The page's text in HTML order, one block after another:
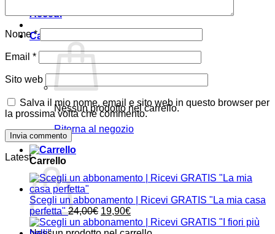
Accedi
Carrello /
Nessun prodotto nel carrello.
Ritorna al negozio
Carrello
Nome*
Email *
Sito web
Salva il mio nome, email e sito web in questo browser per
la prossima volta che commento.
Latest
Scegli un abbonamento | Ricevi GRATIS "La mia casa
perfetta" 24,00€ Il
prezzo
19,90€Il
prezzo